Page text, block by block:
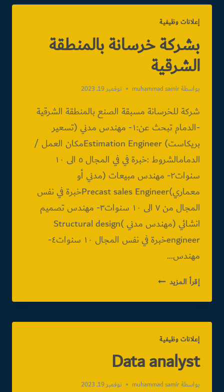
إعلانات وظيفية
بشركة خرسانة بالمنطقة
الشرقية
بواسطةmuhammad samir نوفمبر 19, 2023
شركة للخرسانة مسبقة الصنع بالمنطقة الشرقية
-الدمام تبحث عن:١- مهندس مدني (تسعير
بريكاست) Estimation Engineerمكان العمل /
الدمامالشروط :خبرة في في المجال ٥ الى ١٠
سنوات٢- مهندس مبيعات (مدني أو
معماري)Precast sales Engineerخبرة في نفس
المجال من ٧ الى ١٠ سنوات٣- مهندس تصميم
انشائي (مهندس مدني )Structural design
engineerخبرة في نفس المجال ١٠ سنوات٤-
مهندس…
إقرأ المزيد بشركة
بالمنطقة
إعلانات وظيفية
Data analyst
بواسطةmuhammad samir نوفمبر 19, 2023